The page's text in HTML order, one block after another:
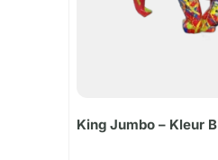
King Jumbo – Kleur B